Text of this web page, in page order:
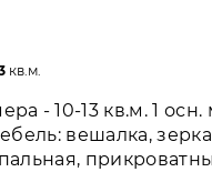
кв.м.
- 10-13 кв.м. 1 осн.
вешалка,